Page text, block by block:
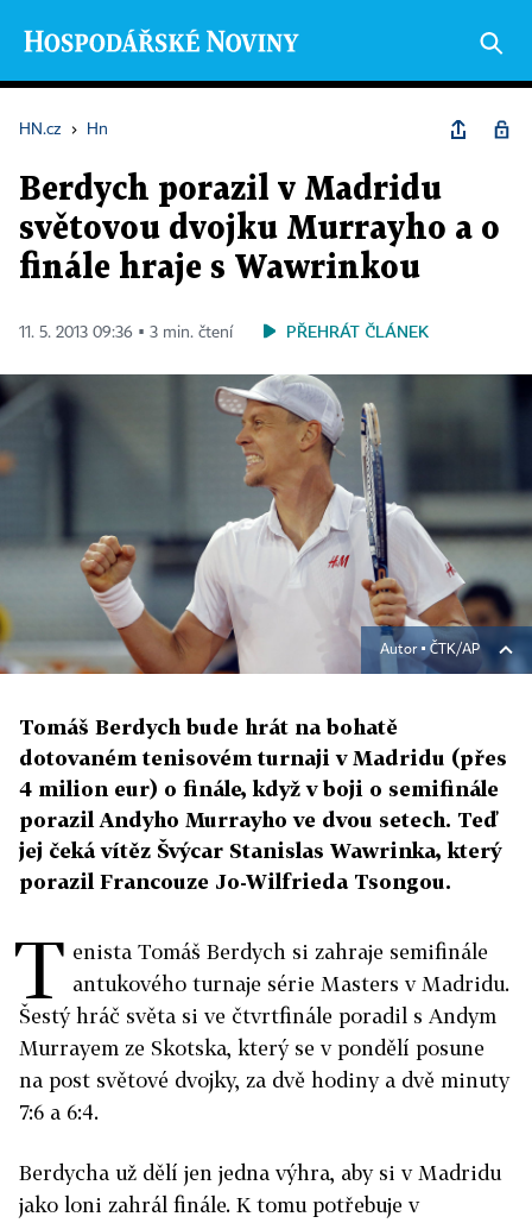
HN.cz › Hn
Berdych porazil v Madridu
světovou dvojku Murrayho a o
finále hraje s Wawrinkou
11. 5. 2013 09:36 ▪ 3 min. čtení PŘEHRÁT ČLÁNEK
Autor ▪ ČTK/AP
Tomáš Berdych bude hrát na bohatě
dotovaném tenisovém turnaji v Madridu (přes
4 milion eur) o finále, když v boji o semifinále
porazil Andyho Murrayho ve dvou setech. Teď
jej čeká vítěz Švýcar Stanislas Wawrinka, který
porazil Francouze Jo-Wilfrieda Tsongou.
T enista Tomáš Berdych si zahraje semifinále
antukového turnaje série Masters v Madridu.
Šestý hráč světa si ve čtvrtfinále poradil s Andym
Murrayem ze Skotska, který se v pondělí posune
na post světové dvojky, za dvě hodiny a dvě minuty
7:6 a 6:4.
Berdycha už dělí jen jedna výhra, aby si v Madridu
jako loni zahrál finále. K tomu potřebuje v